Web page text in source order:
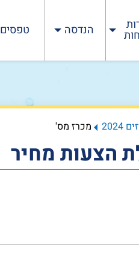
הנדסה טפסים
מכרז מס'
הצעות מחיר